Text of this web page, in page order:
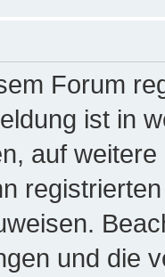
Forum
ist in
auf
und die